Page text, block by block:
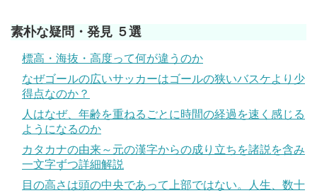
素朴な疑問・発見 ５選
標高・海抜・高度って何が違うのか
なぜゴールの広いサッカーはゴールの狭いバスケより少
得点なのか？
人はなぜ、年齢を重ねるごとに時間の経過を速く感じる
ようになるのか
カタカナの由来～元の漢字からの成り立ちを諸説を含み
一文字ずつ詳細解説
目の高さは頭の中央であって上部ではない。人生、数十